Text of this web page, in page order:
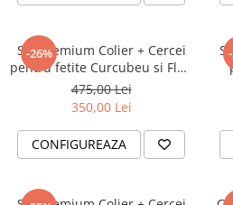
-26%
Set Premium Colier + Cercei
pentru fetite Curcubeu si Flori
Colorate - Argint 925 +
Pelicula Anticoroziva
475,00 Lei
350,00 Lei
CONFIGUREAZA